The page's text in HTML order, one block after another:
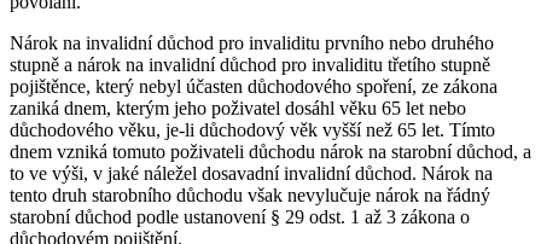
Nárok na invalidní důchod pro invaliditu prvního nebo druhého
stupně a nárok na invalidní důchod pro invaliditu třetího stupně
pojištěnce, který nebyl účasten důchodového spoření, ze zákona
zaniká dnem, kterým jeho poživatel dosáhl věku 65 let nebo
důchodového věku, je-li důchodový věk vyšší než 65 let. Tímto
dnem vzniká tomuto poživateli důchodu nárok na starobní důchod, a
to ve výši, v jaké náležel dosavadní invalidní důchod. Nárok na
tento druh starobního důchodu však nevylučuje nárok na řádný
starobní důchod podle ustanovení § 29 odst. 1 až 3 zákona o
důchodovém pojištění.